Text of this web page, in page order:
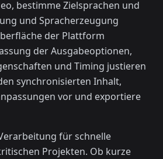
bestimme Zielsprachen und
und Spracherzeugung
der Plattform
der Ausgabeoptionen,
und Timing justieren
synchronisierten Inhalt,
vor und exportiere
für schnelle
Projekten. Ob kurze